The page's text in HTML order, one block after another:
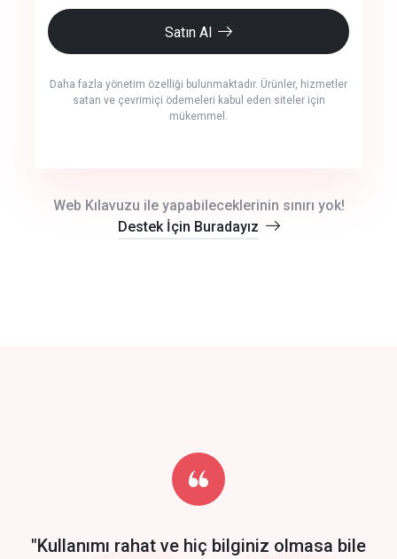
Satın Al
Daha fazla yönetim özelliği bulunmaktadır. Ürünler, hizmetler
satan ve çevrimiçi ödemeleri kabul eden siteler için
mükemmel.
Start by trying our service for 30 days free trial no credit card
required.
Web Kılavuzu ile yapabileceklerinin sınırı yok!
Destek İçin Buradayız
"Kullanımı rahat ve hiç bilginiz olmasa bile